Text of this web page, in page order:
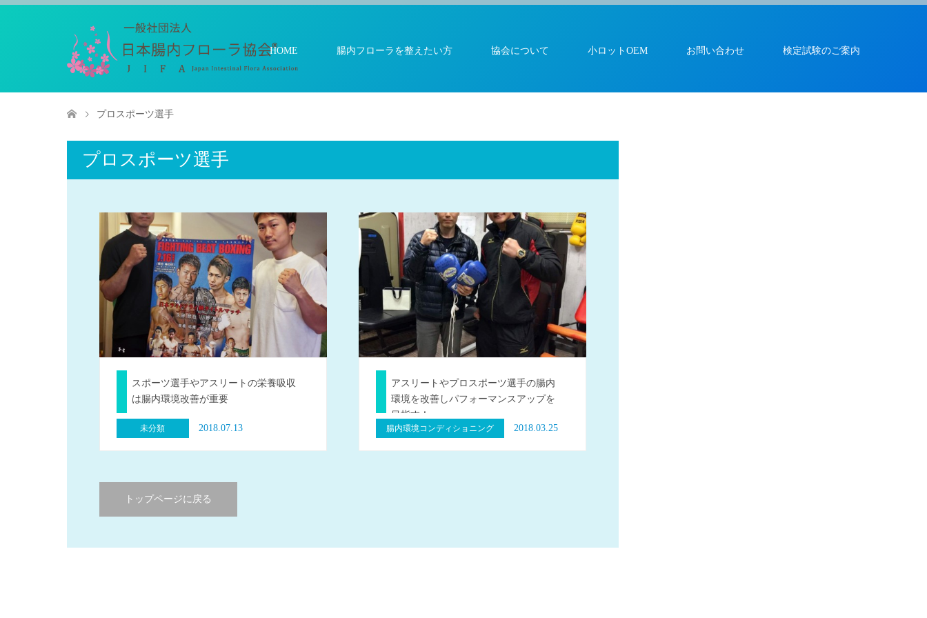
HOME 腸内フローラを整えたい方 協会について 小ロットOEM お問い合わせ 検定試験のご案内
プロスポーツ選手
プロスポーツ選手
スポーツ選手やアスリートの栄養吸収
は腸内環境改善が重要
未分類 2018.07.13
アスリートやプロスポーツ選手の腸内
環境を改善しパフォーマンスアップを
目指す！…
腸内環境コンディショニング 2018.03.25
トップページに戻る